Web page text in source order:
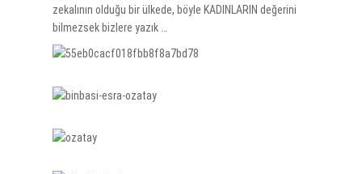
zekalının olduğu bir ülkede, böyle KADINLARIN değerini
bilmezsek bizlere yazık …